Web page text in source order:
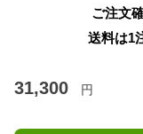
ご注文
送料は1
31,300 円